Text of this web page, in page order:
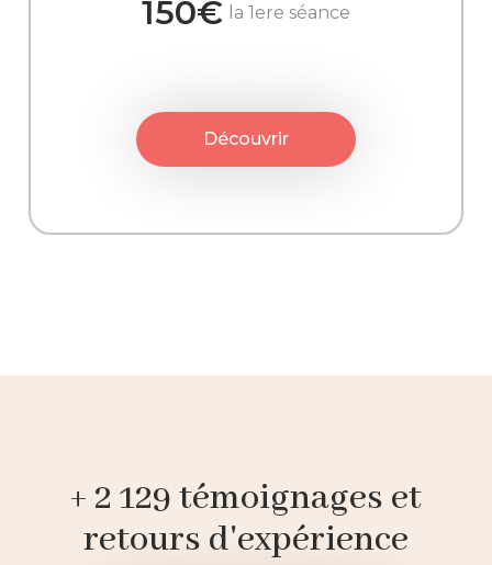
150€ la 1ere séance
Découvrir
+ 2 129 témoignages et
retours d'expérience